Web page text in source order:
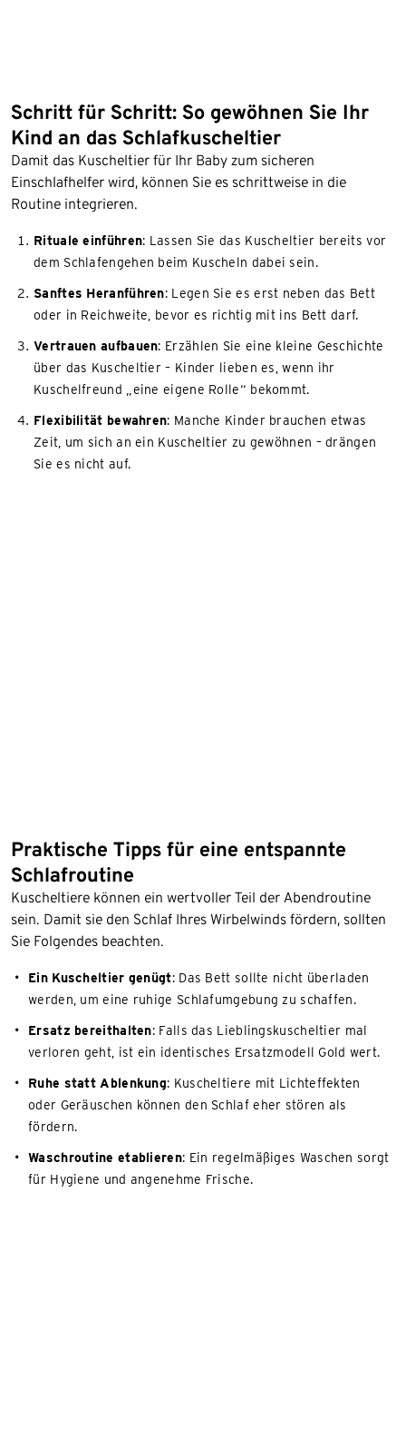
Schritt für Schritt: So gewöhnen Sie Ihr
Kind an das Schlafkuscheltier
Damit das Kuscheltier für Ihr Baby zum sicheren
Einschlafhelfer wird, können Sie es schrittweise in die
Routine integrieren.
Rituale einführen: Lassen Sie das Kuscheltier bereits vor
dem Schlafengehen beim Kuscheln dabei sein.
Sanftes Heranführen: Legen Sie es erst neben das Bett
oder in Reichweite, bevor es richtig mit ins Bett darf.
Vertrauen aufbauen: Erzählen Sie eine kleine Geschichte
über das Kuscheltier – Kinder lieben es, wenn ihr
Kuschelfreund „eine eigene Rolle“ bekommt.
Flexibilität bewahren: Manche Kinder brauchen etwas
Zeit, um sich an ein Kuscheltier zu gewöhnen – drängen
Sie es nicht auf.
Praktische Tipps für eine entspannte
Schlafroutine
Kuscheltiere können ein wertvoller Teil der Abendroutine
sein. Damit sie den Schlaf Ihres Wirbelwinds fördern, sollten
Sie Folgendes beachten.
Ein Kuscheltier genügt: Das Bett sollte nicht überladen
werden, um eine ruhige Schlafumgebung zu schaffen.
Ersatz bereithalten: Falls das Lieblingskuscheltier mal
verloren geht, ist ein identisches Ersatzmodell Gold wert.
Ruhe statt Ablenkung: Kuscheltiere mit Lichteffekten
oder Geräuschen können den Schlaf eher stören als
fördern.
Waschroutine etablieren: Ein regelmäßiges Waschen sorgt
für Hygiene und angenehme Frische.